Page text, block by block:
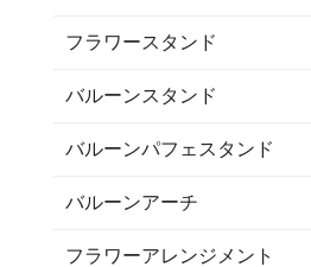
フラワースタンド
バルーンスタンド
バルーンパフェスタンド
バルーンアーチ
フラワーアレンジメント